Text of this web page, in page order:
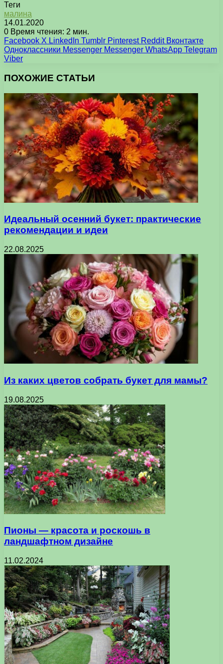
Теги
малина
14.01.2020
0 Время чтения: 2 мин.
Facebook X LinkedIn Tumblr Pinterest Reddit Вконтакте
Одноклассники Messenger Messenger WhatsApp Telegram
Viber
ПОХОЖИЕ СТАТЬИ
Идеальный осенний букет: практические
рекомендации и идеи
22.08.2025
Из каких цветов собрать букет для мамы?
19.08.2025
Пионы — красота и роскошь в
ландшафтном дизайне
11.02.2024